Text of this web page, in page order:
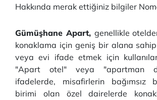
Hakkında merak ettiğiniz bilgiler
Gümüşhane Apart, genellikle
konaklama için geniş bir alana
veya evi ifade etmek için
"Apart otel" veya "apartman
ifadelerde, misafirlerin bağımsız
birimi olan özel dairelerde